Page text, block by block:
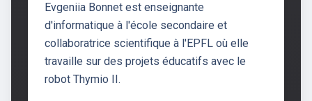
Evgeniia Bonnet est enseignante
d'informatique à l'école secondaire et
collaboratrice scientifique à l'EPFL où elle
travaille sur des projets éducatifs avec le
robot Thymio II.